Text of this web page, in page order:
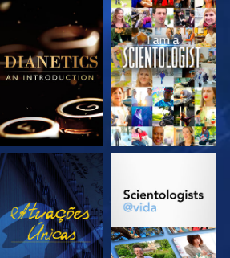
EXPLORE A SÉRIE VEJA
VEJA EXPLORE A SÉRIE